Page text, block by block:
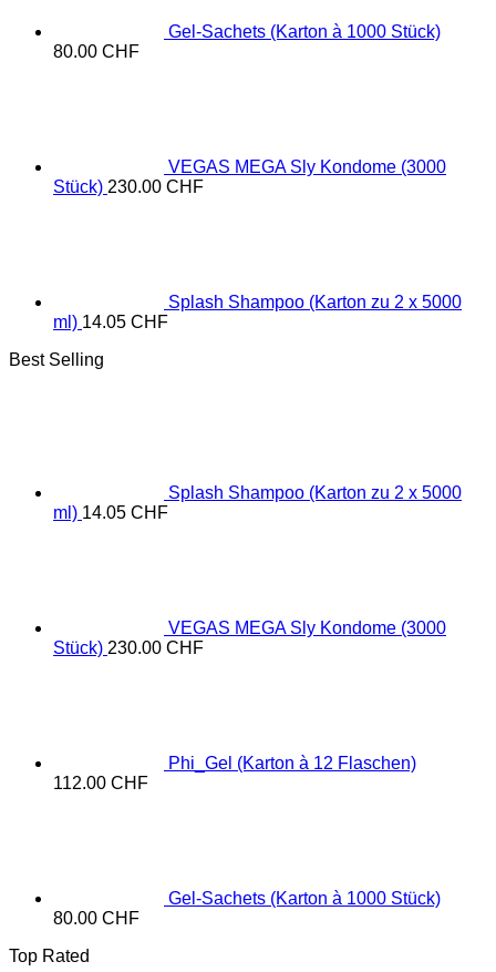
Gel-Sachets (Karton à 1000 Stück)
80.00 CHF
VEGAS MEGA Sly Kondome (3000
Stück) 230.00 CHF
Splash Shampoo (Karton zu 2 x 5000
ml) 14.05 CHF
Best Selling
Splash Shampoo (Karton zu 2 x 5000
ml) 14.05 CHF
VEGAS MEGA Sly Kondome (3000
Stück) 230.00 CHF
Phi_Gel (Karton à 12 Flaschen)
112.00 CHF
Gel-Sachets (Karton à 1000 Stück)
80.00 CHF
Top Rated